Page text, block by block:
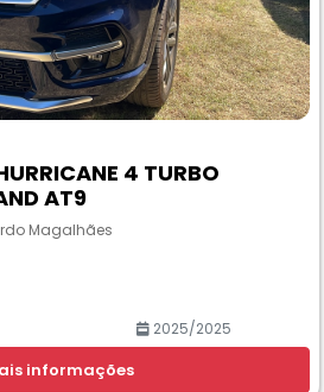
4 TURBO
AT9
Magalhães
2025/2025
informações